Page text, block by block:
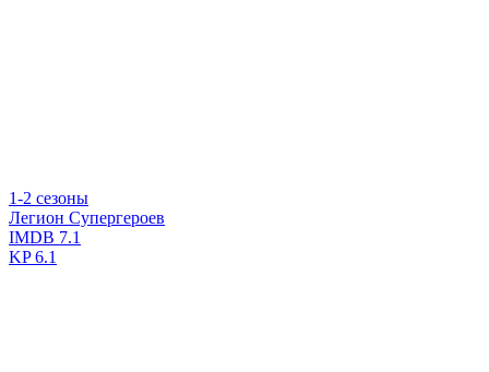
1-2 сезоны
Легион Супергероев
IMDB 7.1
KP6.1